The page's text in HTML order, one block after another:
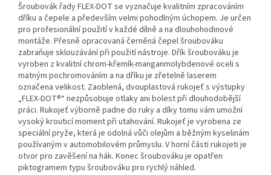
Šroubovák řady FLEX-DOT se vyznačuje kvalitním zpracováním
dříku a čepele a především velmi pohodlným úchopem. Je určen
pro profesionální použití v každé dílně a na dlouhohodinové
montáže. Přesně opracovaná černěná čepel šroubováku
zabraňuje sklouzávání při použití nástroje. Dřík šroubováku je
vyroben z kvalitní chrom-křemík-manganmolybdenové oceli s
matným pochromováním a na dříku je zřetelně laserem
označena velikost. Zaoblená, dvouplastová rukojeť s výstupky
„FLEX-DOT®“ nezpůsobuje otlaky ani bolest při dlouhodobější
práci. Rukojeť výborně padne do ruky a díky tomu vám umožní
vysoký krouticí moment při utahování. Rukojeť je vyrobena ze
speciální pryže, která je odolná vůči olejům a běžným kyselinám
používaným v automobilovém průmyslu. V horní části rukojeti je
otvor pro zavěšení na hák. Konec šroubováku je opatřen
piktogramem typu šroubováku pro rychlý náhled.